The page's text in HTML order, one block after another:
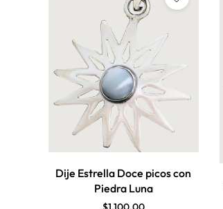
Dije Estrella Doce picos con
Piedra Luna